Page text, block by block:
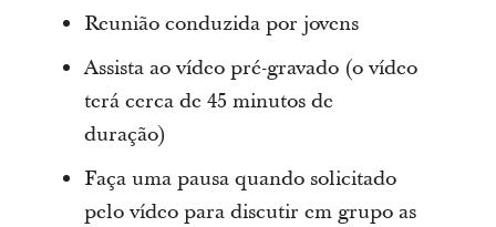
Reunião conduzida por jovens
Assista ao vídeo pré-gravado (o vídeo
terá cerca de 45 minutos de
duração)
Faça uma pausa quando solicitado
pelo vídeo para discutir em grupo as